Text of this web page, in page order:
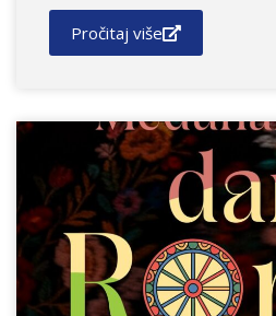
Pročitaj više